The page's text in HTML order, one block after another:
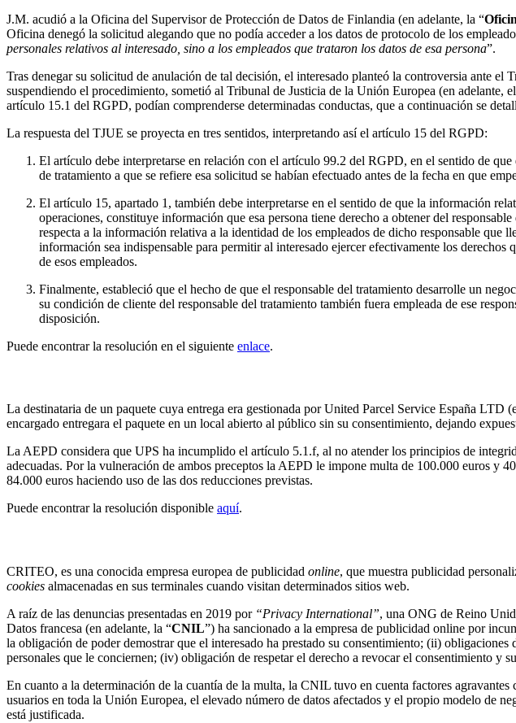
J.M. acudió a la Oficina del Supervisor de Protección de Datos de Finlandia (en adelante, la “
Oficina denegó la solicitud alegando que no podía acceder a los datos de protocolo de los
personales relativos al interesado, sino a los empleados que trataron los datos de esa persona”.
Tras denegar su solicitud de anulación de tal decisión, el interesado planteó la controversia ante
suspendiendo el procedimiento, sometió al Tribunal de Justicia de la Unión Europea (en adelante,
artículo 15.1 del RGPD, podían comprenderse determinadas conductas, que a continuación se
La respuesta del TJUE se proyecta en tres sentidos, interpretando así el artículo 15 del RGPD:
El artículo debe interpretarse en relación con el artículo 99.2 del RGPD, en el sentido de
de tratamiento a que se refiere esa solicitud se habían efectuado antes de la fecha en que
El artículo 15, apartado 1, también debe interpretarse en el sentido de que la información
operaciones, constituye información que esa persona tiene derecho a obtener del
respecta a la información relativa a la identidad de los empleados de dicho responsable que
información sea indispensable para permitir al interesado ejercer efectivamente los
de esos empleados.
Finalmente, estableció que el hecho de que el responsable del tratamiento desarrolle un
su condición de cliente del responsable del tratamiento también fuera empleada de ese
disposición.
Puede encontrar la resolución en el siguiente enlace.
La destinataria de un paquete cuya entrega era gestionada por United Parcel Service España LTD
encargado entregara el paquete en un local abierto al público sin su consentimiento, dejando
La AEPD considera que UPS ha incumplido el artículo 5.1.f, al no atender los principios de
adecuadas. Por la vulneración de ambos preceptos la AEPD le impone multa de 100.000 euros y
84.000 euros haciendo uso de las dos reducciones previstas.
Puede encontrar la resolución disponible aquí.
CRITEO, es una conocida empresa europea de publicidad online, que muestra publicidad
cookies almacenadas en sus terminales cuando visitan determinados sitios web.
A raíz de las denuncias presentadas en 2019 por “Privacy International”, una ONG de Reino
Datos francesa (en adelante, la “CNIL”) ha sancionado a la empresa de publicidad online por
la obligación de poder demostrar que el interesado ha prestado su consentimiento; (ii)
personales que le conciernen; (iv) obligación de respetar el derecho a revocar el consentimiento y
En cuanto a la determinación de la cuantía de la multa, la CNIL tuvo en cuenta factores
usuarios en toda la Unión Europea, el elevado número de datos afectados y el propio modelo de
está justificada.